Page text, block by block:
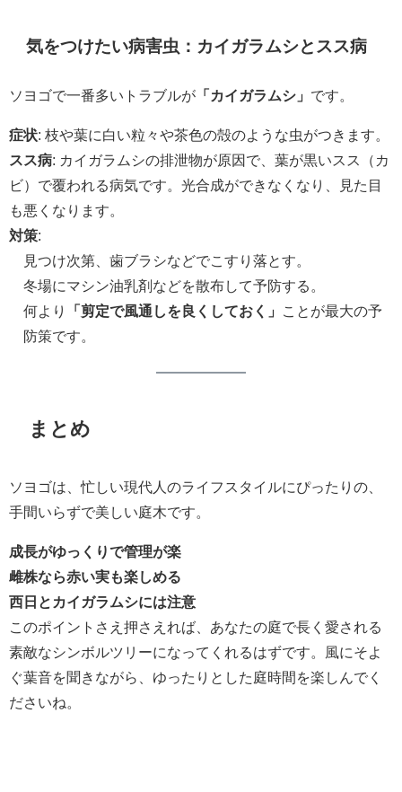
気をつけたい病害虫：カイガラムシとスス病
ソヨゴで一番多いトラブルが 「カイガラムシ」 です。
症状: 枝や葉に白い粒々や茶色の殻のような虫がつきます。
スス病: カイガラムシの排泄物が原因で、葉が黒いスス（カ
ビ）で覆われる病気です。光合成ができなくなり、見た目
も悪くなります。
対策:
見つけ次第、歯ブラシなどでこすり落とす。
冬場にマシン油乳剤などを散布して予防する。
何より
「剪定で風通しを良くしておく」
ことが最大の予
防策です。
まとめ
ソヨゴは、忙しい現代人のライフスタイルにぴったりの、
手間いらずで美しい庭木です。
成長がゆっくりで管理が楽
雌株なら赤い実も楽しめる
西日とカイガラムシには注意
このポイントさえ押さえれば、あなたの庭で長く愛される
素敵なシンボルツリーになってくれるはずです。風にそよ
ぐ葉音を聞きながら、ゆったりとした庭時間を楽しんでく
ださいね。